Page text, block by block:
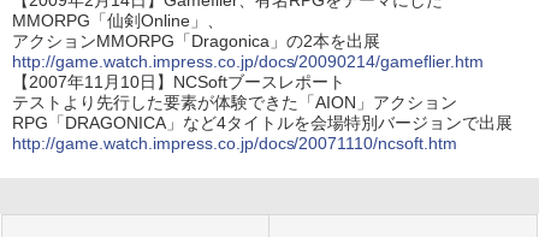
MMORPG「仙剣Online」、
アクションMMORPG「Dragonica」の2本を出展
http://game.watch.impress.co.jp/docs/20090214/gameflier.htm
【2007年11月10日】NCSoftブースレポート
テストより先行した要素が体験できた「AION」アクション
RPG「DRAGONICA」など4タイトルを会場特別バージョンで出展
http://game.watch.impress.co.jp/docs/20071110/ncsoft.htm